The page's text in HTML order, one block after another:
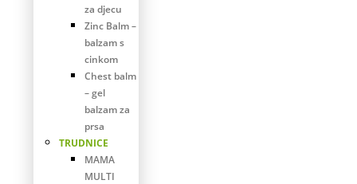
za djecu
Zinc Balm –
balzam s
cinkom
Chest balm
– gel
balzam za
prsa
TRUDNICE
MAMA
MULTI